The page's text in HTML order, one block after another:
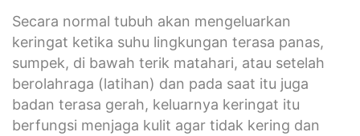
Secara normal tubuh akan mengeluarkan
keringat ketika suhu lingkungan terasa panas,
sumpek, di bawah terik matahari, atau setelah
berolahraga (latihan) dan pada saat itu juga
badan terasa gerah, keluarnya keringat itu
berfungsi menjaga kulit agar tidak kering dan